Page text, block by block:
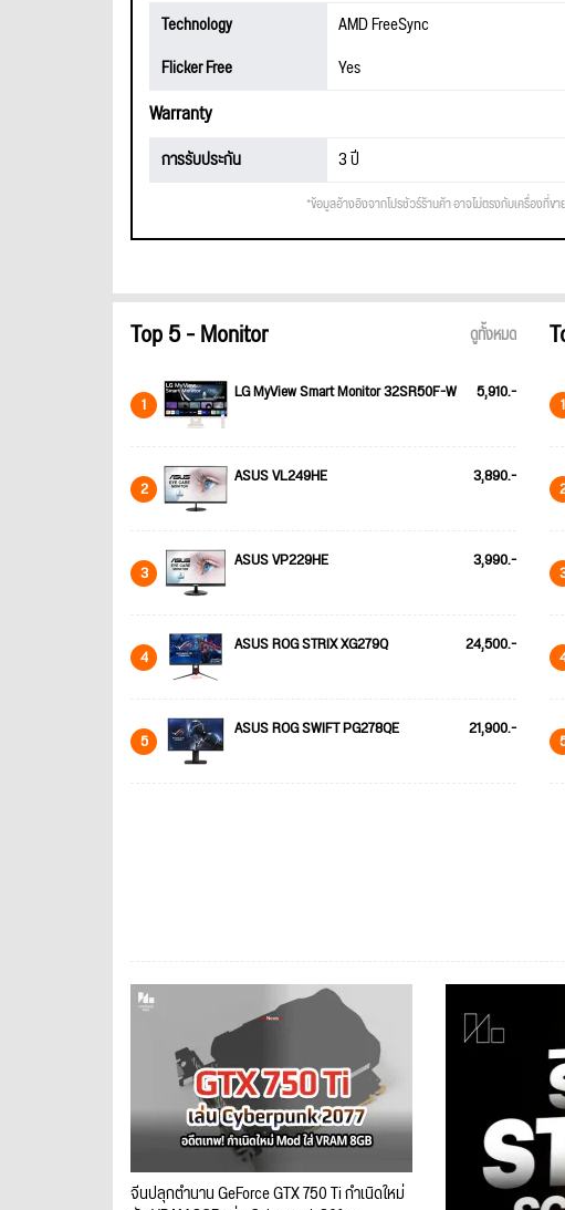
Technology
AMD FreeSync
Flicker Free
Yes
Warranty
การรับประกัน 3 ปี
*ข้อมูลอ้างอิงจากโปรชัวร์ร้านค้า อาจไม่ตรงกับเครื่องที่
Top 5 - Monitor ดูทั้งหมด
1 LG MyView Smart Monitor 32SR50F-W 5,910.-
2 ASUS VL249HE 3,890.-
3 ASUS VP229HE 3,990.-
4 ASUS ROG STRIX XG279Q 24,500.-
5 ASUS ROG SWIFT PG278QE 21,900.-
1
จีนปลุกตำนาน GeForce GTX 750 Ti กำเนิดใหม่